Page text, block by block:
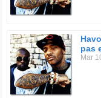
Discographie :
1996 : Hell on Earth
1999 : Murda Muzik
2001 : Infamy
2004 : Amerikaz
2006 : Blood Money
2009 : The Safe Is
pas
Mar